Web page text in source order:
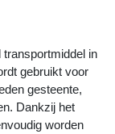
in
gebruikt voor
gesteente,
Dankzij het
worden